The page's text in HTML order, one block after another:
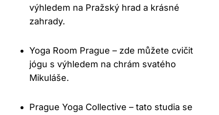
výhledem na Pražský hrad a krásné
zahrady.
Yoga Room Prague – zde můžete cvičit
jógu s výhledem na chrám svatého
Mikuláše.
Prague Yoga Collective – tato studia se